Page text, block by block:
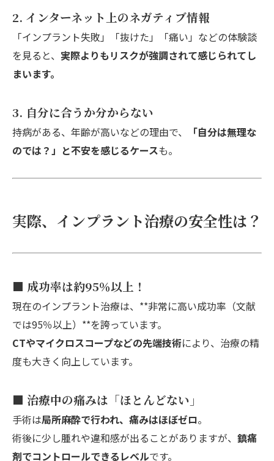
2. インターネット上のネガティブ情報
「インプラント失敗」「抜けた」「痛い」などの体験談
を見ると、 実際よりもリスクが強調されて感じられてし
まいます。
3. 自分に合うか分からない
持病がある、年齢が高いなどの理由で、
「自分は無理な
のでは？」と不安を感じるケースも。
実際、インプラント治療の安全性は？
■ 成功率は約95％以上！
現在のインプラント治療は、**非常に高い成功率（文献
では95％以上）**を誇っています。
CTやマイクロスコープなどの先端技術により、治療の精
度も大きく向上しています。
■ 治療中の痛みは「ほとんどない」
手術は局所麻酔で行われ、痛みはほぼゼロ。
術後に少し腫れや違和感が出ることがありますが、 鎮痛
剤でコントロールできるレベルです。